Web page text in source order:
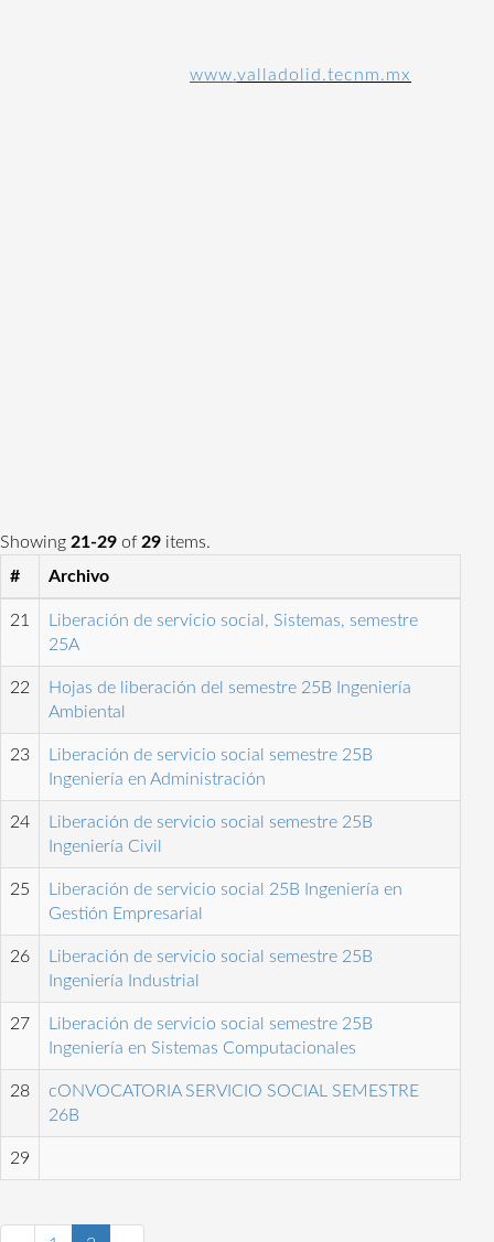
www.valladolid.tecnm.mx
Showing 21-29 of 29 items.
#
Archivo
21
Liberación de servicio social, Sistemas, semestre
25A
22
Hojas de liberación del semestre 25B Ingeniería
Ambiental
23
Liberación de servicio social semestre 25B
Ingeniería en Administración
24
Liberación de servicio social semestre 25B
Ingeniería Civil
25
Liberación de servicio social 25B Ingeniería en
Gestión Empresarial
26
Liberación de servicio social semestre 25B
Ingeniería Industrial
27
Liberación de servicio social semestre 25B
Ingeniería en Sistemas Computacionales
28
cONVOCATORIA SERVICIO SOCIAL SEMESTRE
26B
29